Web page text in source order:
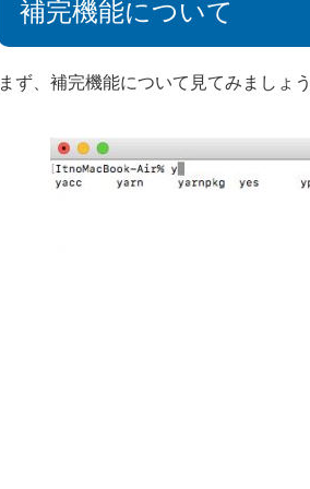
補完機能について
まず、補完機能について見てみましょ